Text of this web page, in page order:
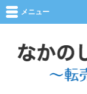
メニュー